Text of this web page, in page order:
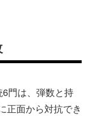
門は、弾数と持
正面から対抗でき